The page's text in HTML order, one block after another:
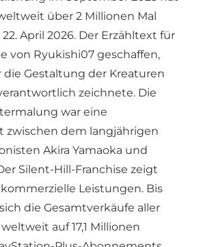
über 2 Millionen Mal
April 2026. Der Erzähltext für
von Ryukishi07 geschaffen,
die Gestaltung der Kreaturen
zeichnete. Die
war eine
zwischen dem langjährigen
Akira Yamaoka und
Silent-Hill-Franchise zeigt
Leistungen. Bis
die Gesamtverkäufe aller
auf 17,1 Millionen